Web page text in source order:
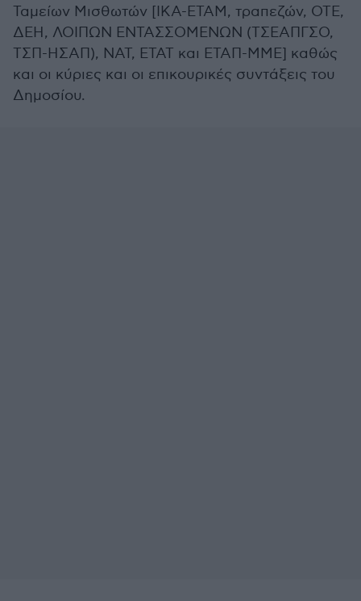
Ταμείων Μισθωτών [ΙΚΑ-ΕΤΑΜ, τραπεζών, ΟΤΕ,
ΔΕΗ, ΛΟΙΠΩΝ ΕΝΤΑΣΣΟΜΕΝΩΝ (ΤΣΕΑΠΓΣΟ,
ΤΣΠ-ΗΣΑΠ), ΝΑΤ, ΕΤΑΤ και ΕΤΑΠ-ΜΜΕ] καθώς
και οι κύριες και οι επικουρικές συντάξεις του
Δημοσίου.